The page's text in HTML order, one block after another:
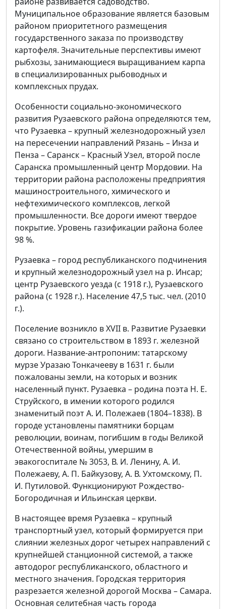
Муниципальное образование является базовым
районом приоритетного размещения
государственного заказа по производству
картофеля. Значительные перспективы имеют
рыбхозы, занимающиеся выращиванием карпа
в специализированных рыбоводных и
комплексных прудах.
Особенности социально-экономического
развития Рузаевского района определяются тем,
что Рузаевка – крупный железнодорожный узел
на пересечении направлений Рязань – Инза и
Пенза – Саранск – Красный Узел, второй после
Саранска промышленный центр Мордовии. На
территории района расположены предприятия
машиностроительного, химического и
нефтехимического комплексов, легкой
промышленности. Все дороги имеют твердое
покрытие. Уровень газификации района более
98 %.
Рузаевка – город республиканского подчинения
и крупный железнодорожный узел на р. Инсар;
центр Рузаевского уезда (с 1918 г.), Рузаевского
района (с 1928 г.). На­селение 47,5 тыс. чел. (2010
г.).
Поселение возникло в XVII в. Развитие Рузаевки
связано со строительством в 1893 г. железной
дороги. Название-антропоним: татарскому
мурзе Уразаю Тонкачееву в 1631 г. были
пожалованы земли, на которых и возник
населенный пункт. Рузаевка – родина поэта Н. Е.
Струйского, в имении которого родился
знаменитый поэт А. И. Полежаев (1804–1838). В
городе установлены памятники борцам
революции, воинам, погибшим в годы Великой
Отечественной войны, умершим в
эвакогоспитале № 3053, В. И. Ленину, А. И.
Полежаеву, А. П. Байкузову, А. В. Ухтомскому, П.
И. Путиловой. Функционируют Рождество-
Богородичная и Ильинская церкви.
В настоящее время Рузаевка – крупный
транспортный узел, который формируется при
слиянии железных дорог четырех направлений с
крупнейшей станционной системой, а также
автодорог республиканского, областного и
местного значения. Городская территория
разрезается железной дорогой Москва – Самара.
Основная селитебная часть города